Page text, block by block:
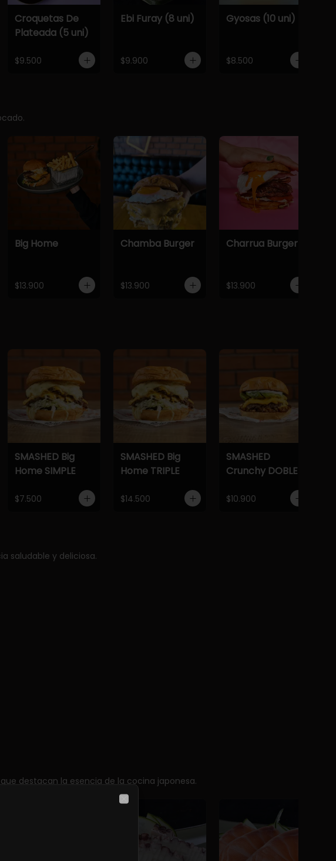
Croquetas De
Plateada (5 uni)
$9.500
Ebi Furay (8 uni)
$9.900
Gyosas (10 uni)
$8.500
Big Home
$13.900
Chamba Burger
$13.900
Charrua Burger
$13.900
SMASHED Big
Home SIMPLE
$7.500
SMASHED Big
Home TRIPLE
$14.500
SMASHED
Crunchy DOBLE
$10.900
saludable y deliciosa.
destacan la esencia de la cocina japonesa.